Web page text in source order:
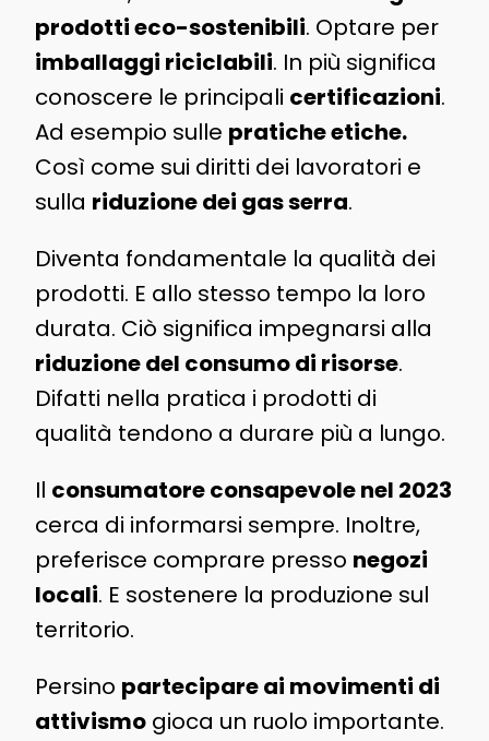
prodotti eco-sostenibili. Optare per
imballaggi riciclabili. In più significa
conoscere le principali certificazioni.
Ad esempio sulle pratiche etiche.
Così come sui diritti dei lavoratori e
sulla riduzione dei gas serra.
Diventa fondamentale la qualità dei
prodotti. E allo stesso tempo la loro
durata. Ciò significa impegnarsi alla
riduzione del consumo di risorse.
Difatti nella pratica i prodotti di
qualità tendono a durare più a lungo.
Il consumatore consapevole nel 2023
cerca di informarsi sempre. Inoltre,
preferisce comprare presso negozi
locali. E sostenere la produzione sul
territorio.
Persino partecipare ai movimenti di
attivismogioca un ruolo importante.